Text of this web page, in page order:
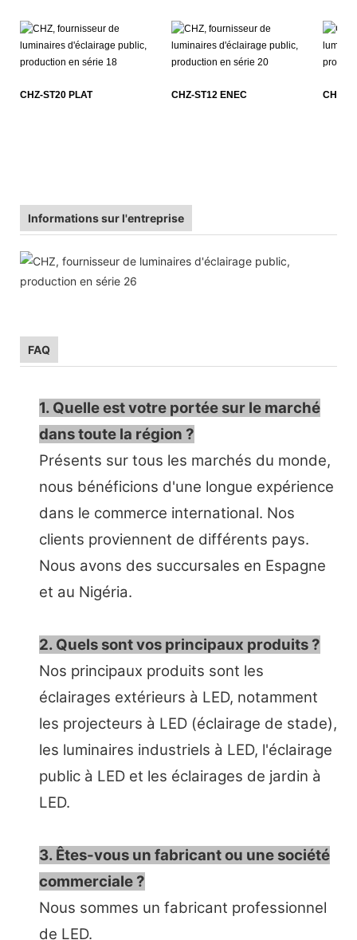
CHZ-ST20 PLAT CHZ-ST12 ENEC CHZ-
Informations sur l'entreprise
FAQ
1. Quelle est votre portée sur le marché
dans toute la région ?
Présents sur tous les marchés du monde,
nous bénéficions d'une longue expérience
dans le commerce international. Nos
clients proviennent de différents pays.
Nous avons des succursales en Espagne
et au Nigéria.
2. Quels sont vos principaux produits ?
Nos principaux produits sont les
éclairages extérieurs à LED, notamment
les projecteurs à LED (éclairage de stade),
les luminaires industriels à LED, l'éclairage
public à LED et les éclairages de jardin à
LED.
3. Êtes-vous un fabricant ou une société
commerciale ?
Nous sommes un fabricant professionnel
de LED.